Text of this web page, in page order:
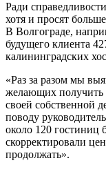
Ради
хотя и просят
В Волгограде,
будущего клиента
калининградских
«Раз за разом мы
желающих получить
своей собственной
поводу
около 120 гостиниц
скорректировали
продолжать».